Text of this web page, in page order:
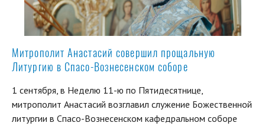
Митрополит Анастасий совершил прощальную
Литургию в Спасо-Вознесенском соборе
1 сентября, в Неделю 11-ю по Пятидесятнице,
митрополит Анастасий возглавил служение Божественной
литургии в Спасо-Вознесенском кафедральном соборе